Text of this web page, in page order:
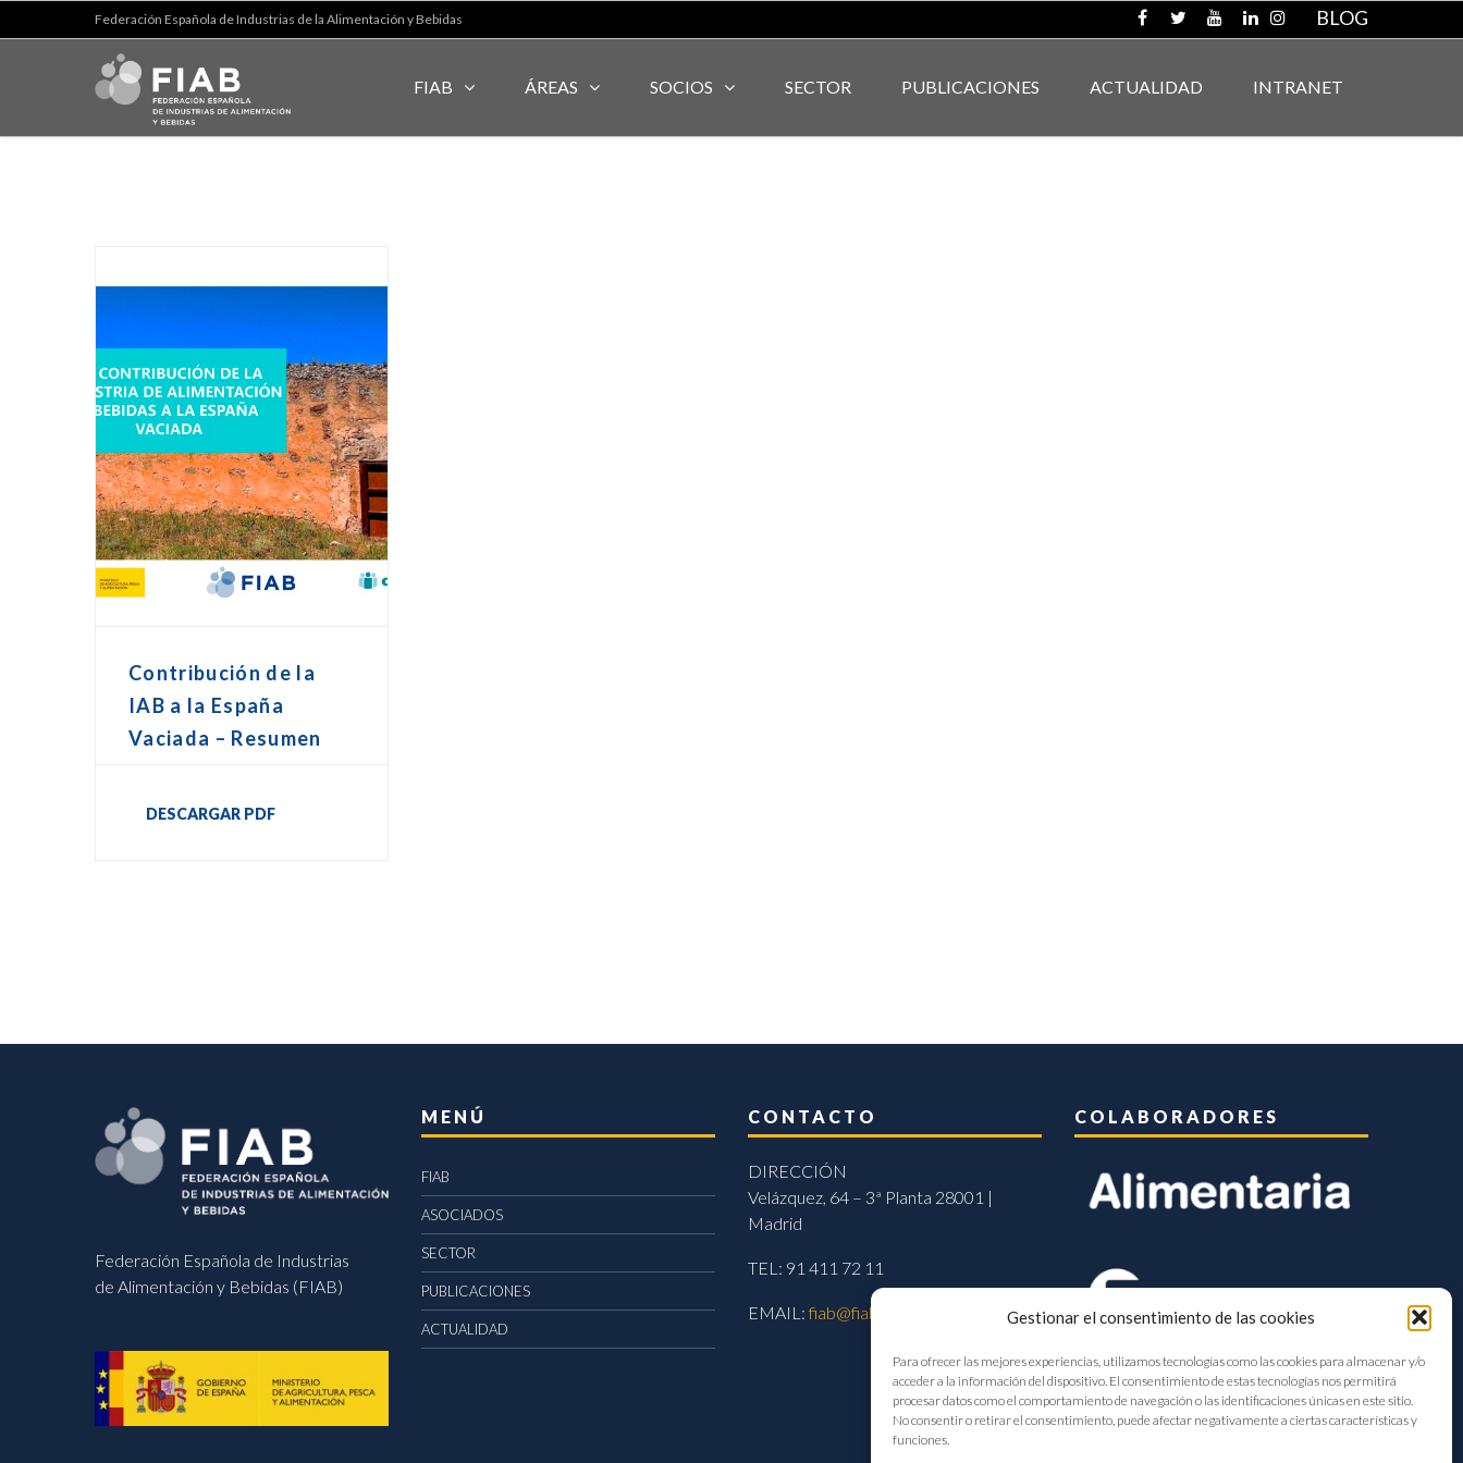
Gestionar el consentimiento de las cookies
Para ofrecer las mejores experiencias, utilizamos tecnologías como las cookies para almacenar y/o
acceder a la información del dispositivo. El consentimiento de estas tecnologías nos permitirá
procesar datos como el comportamiento de navegación o las identificaciones únicas en este sitio.
No consentir o retirar el consentimiento, puede afectar negativamente a ciertas características y
funciones.
Federación Española de Industrias de la Alimentación y Bebidas BLOG
FIAB ÁREAS SOCIOS SECTOR PUBLICACIONES ACTUALIDAD INTRANET
Contribución de la
IAB a la España
Vaciada – Resumen
DESCARGAR PDF
Federación Española de Industrias
de Alimentación y Bebidas (FIAB)
MENÚ
FIAB
ASOCIADOS
SECTOR
PUBLICACIONES
ACTUALIDAD
CONTACTO
DIRECCIÓN
Velázquez, 64 – 3ª Planta 28001 |
Madrid
TEL: 91 411 72 11
EMAIL:fiab@fiab.es
COLABORADORES